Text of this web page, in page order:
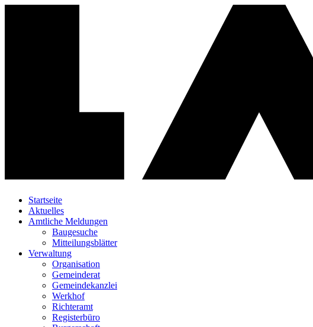
Startseite
Aktuelles
Amtliche Meldungen
Baugesuche
Mitteilungsblätter
Verwaltung
Organisation
Gemeinderat
Gemeindekanzlei
Werkhof
Richteramt
Registerbüro